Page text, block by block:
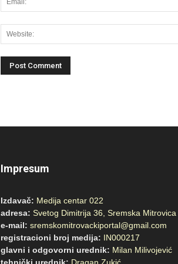
Impresum
Izdavač: Medija centar 022
adresa: Svetog Dimitrija 36, Sremska Mitrovica
e-mail: sremskomitrovackiportal@gmail.com
registracioni broj medija: IN000217
glavni i odgovorni urednik: Milan Milivojević